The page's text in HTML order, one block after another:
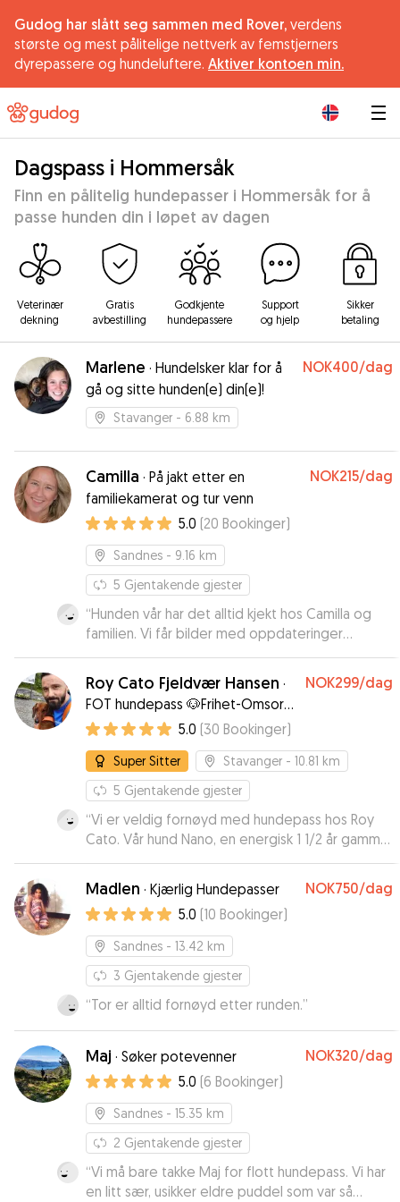
Gudog har slått seg sammen med Rover, verdens
største og mest pålitelige nettverk av femstjerners
dyrepassere og hundeluftere. Aktiver kontoen min.
Dagspass i Hommersåk
Finn en pålitelig hundepasser i Hommersåk for å
passe hunden din i løpet av dagen
Veterinær
dekning
Gratis
avbestilling
Godkjente
hundepassere
Support
og hjelp
Sikker
betaling
Marlene · Hundelsker klar for å
gå og sitte hunden(e) din(e)!
NOK400/dag
Stavanger - 6.88 km
Camilla · På jakt etter en
familiekamerat og tur venn
NOK215/dag
5.0 (20 Bookinger)
Sandnes - 9.16 km
5 Gjentakende gjester
“Hunden vår har det alltid kjekt hos Camilla og
familien. Vi får bilder med oppdateringer
underveis og føler oss alltid trygge på at
hunden er i gode hender! Det er tydelig at
Camilla har et stort dyrehjerte, og barna er også
vant med hund.
Roy Cato Fjeldvær Hansen ·
FOT hundepass 🐶Frihet-Omsorg-
Trygghet🐶
NOK299/dag
5.0 (30 Bookinger)
Super Sitter Stavanger - 10.81 km
5 Gjentakende gjester
“Vi er veldig fornøyd med hundepass hos Roy
Cato. Vår hund Nano, en energisk 1 1/2 år gammel
setter, ble passet en langhelg. Vi fikk
oppdateringer om at Nano fikk gode turer både
i fjell og nærmiljø, svømmetur i varmen og ellers
mye kos. Nano kommer gjerne på besøk igjen!
😊”
Madlen · Kjærlig Hundepasser NOK750/dag
5.0 (10 Bookinger)
Sandnes - 13.42 km
3 Gjentakende gjester
“Tor er alltid fornøyd etter runden.”
Maj · Søker potevenner NOK320/dag
5.0 (6 Bookinger)
Sandnes - 15.35 km
2 Gjentakende gjester
“Vi må bare takke Maj for flott hundepass. Vi har
en litt sær, usikker eldre puddel som var så